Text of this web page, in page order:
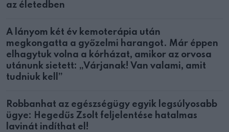
az életedben
A lányom két év kemoterápia után
megkongatta a győzelmi harangot. Már éppen
elhagytuk volna a kórházat, amikor az orvosa
utánunk sietett: „Várjanak! Van valami, amit
tudniuk kell”
Robbanhat az egészségügy egyik legsúlyosabb
ügye: Hegedűs Zsolt feljelentése hatalmas
lavinát indíthat el!